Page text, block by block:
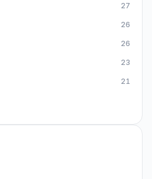
27
26
26
23
21